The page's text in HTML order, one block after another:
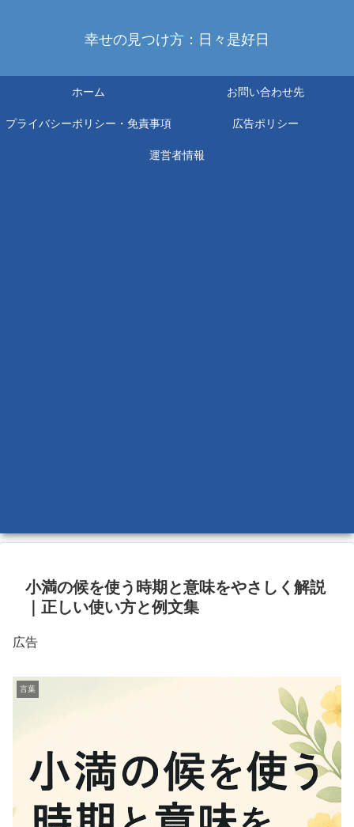
幸せの見つけ方：日々是好日
ホーム お問い合わせ先
プライバシーポリシー・免責事項 広告ポリシー
運営者情報
小満の候を使う時期と意味をやさしく解説
｜正しい使い方と例文集
広告
言葉